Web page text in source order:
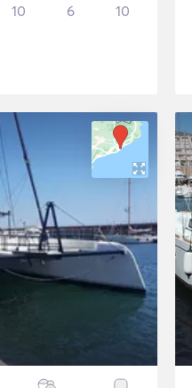
10 6 10